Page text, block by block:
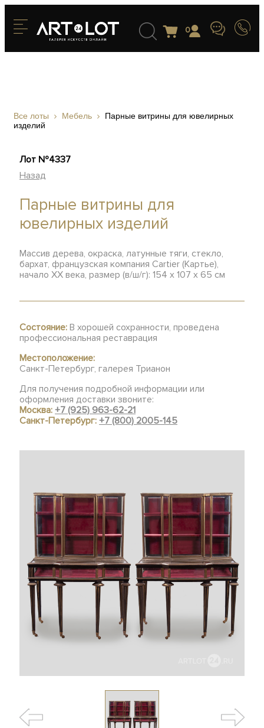
0
Все лоты Мебель
Парные витрины для ювелирных
изделий
Лот №4337
Назад
Парные витрины для
ювелирных изделий
Массив дерева, окраска, латунные тяги, стекло,
бархат, французская компания Cartier (Картье),
начало ХХ века, размер (в/ш/г): 154 х 107 х 65 см
Состояние: В хорошей сохранности, проведена
профессиональная реставрация
Местоположение:
Санкт-Петербург, галерея Трианон
Для получения подробной информации или
оформления доставки звоните:
Москва:+7 (925) 963-62-21
Санкт-Петербург:+7 (800) 2005-145